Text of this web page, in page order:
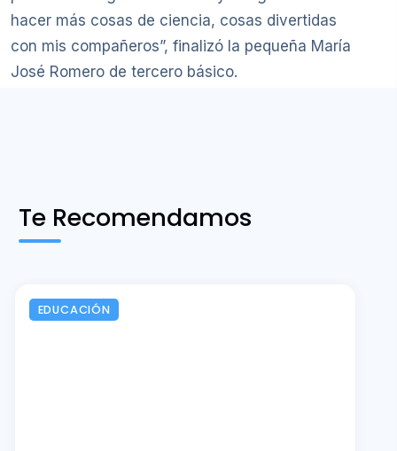
hacer más cosas de ciencia, cosas divertidas
con mis compañeros”, finalizó la pequeña María
José Romero de tercero básico.
Te Recomendamos
EDUCACIÓN